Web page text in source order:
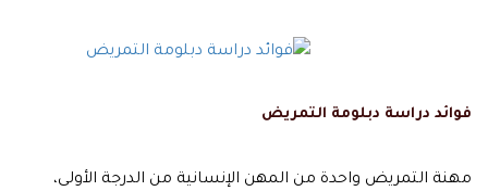
فوائد دراسة دبلومة التمريض
مهنة التمريض واحدة من المهن الإنسانية من الدرجة الأولى،